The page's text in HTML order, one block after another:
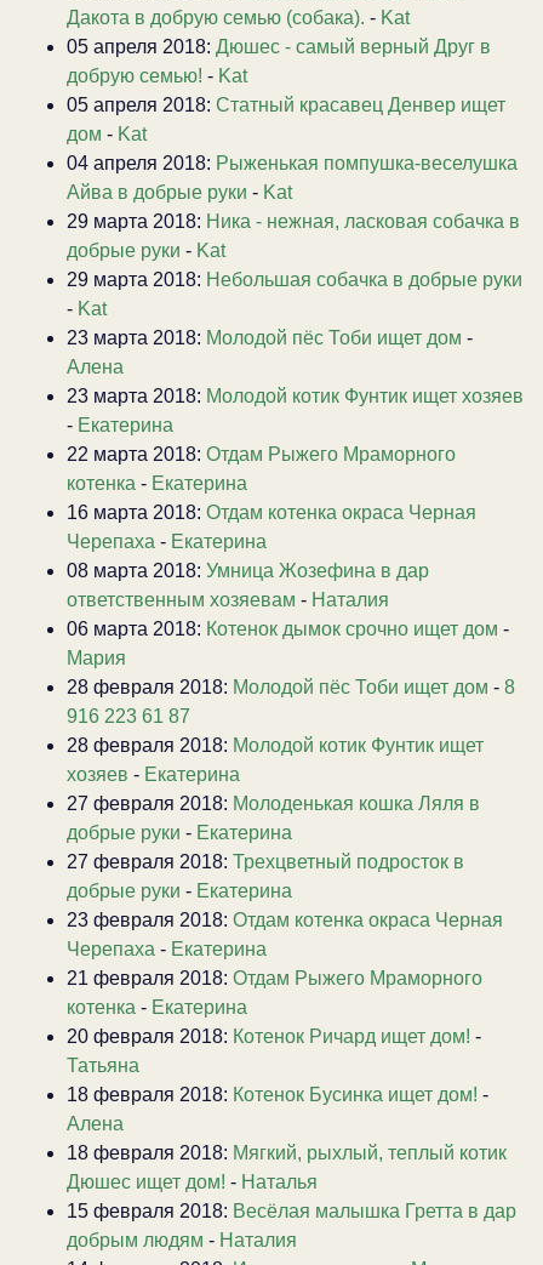
Дакота в добрую семью (собака). - Kat
05 апреля 2018: Дюшес - самый верный Друг в
добрую семью! - Kat
05 апреля 2018: Статный красавец Денвер ищет
дом - Kat
04 апреля 2018: Рыженькая помпушка-веселушка
Айва в добрые руки - Kat
29 марта 2018: Ника - нежная, ласковая собачка в
добрые руки - Kat
29 марта 2018: Небольшая собачка в добрые руки
- Kat
23 марта 2018: Молодой пёс Тоби ищет дом -
Алена
23 марта 2018: Молодой котик Фунтик ищет хозяев
- Екатерина
22 марта 2018: Отдам Рыжего Мраморного
котенка - Екатерина
16 марта 2018: Отдам котенка окраса Черная
Черепаха - Екатерина
08 марта 2018: Умница Жозефина в дар
ответственным хозяевам - Наталия
06 марта 2018: Котенок дымок срочно ищет дом -
Мария
28 февраля 2018: Молодой пёс Тоби ищет дом - 8
916 223 61 87
28 февраля 2018: Молодой котик Фунтик ищет
хозяев - Екатерина
27 февраля 2018: Молоденькая кошка Ляля в
добрые руки - Екатерина
27 февраля 2018: Трехцветный подросток в
добрые руки - Екатерина
23 февраля 2018: Отдам котенка окраса Черная
Черепаха - Екатерина
21 февраля 2018: Отдам Рыжего Мраморного
котенка - Екатерина
20 февраля 2018: Котенок Ричард ищет дом! -
Татьяна
18 февраля 2018: Котенок Бусинка ищет дом! -
Алена
18 февраля 2018: Мягкий, рыхлый, теплый котик
Дюшес ищет дом! - Наталья
15 февраля 2018: Весёлая малышка Гретта в дар
добрым людям - Наталия